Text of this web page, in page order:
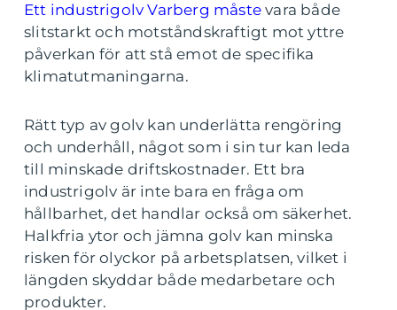
Ett industrigolv Varberg måste vara både
slitstarkt och motståndskraftigt mot yttre
påverkan för att stå emot de specifika
klimatutmaningarna.
Rätt typ av golv kan underlätta rengöring
och underhåll, något som i sin tur kan leda
till minskade driftskostnader. Ett bra
industrigolv är inte bara en fråga om
hållbarhet, det handlar också om säkerhet.
Halkfria ytor och jämna golv kan minska
risken för olyckor på arbetsplatsen, vilket i
längden skyddar både medarbetare och
produkter.